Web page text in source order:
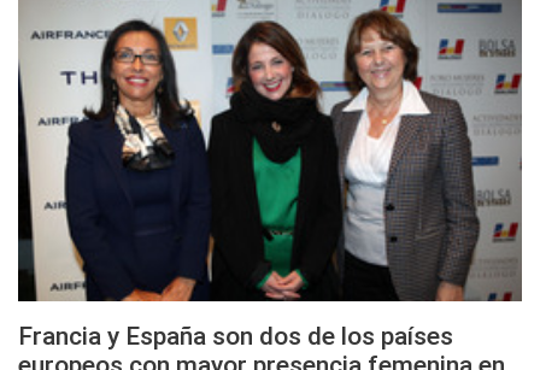
Francia y España son dos de los países